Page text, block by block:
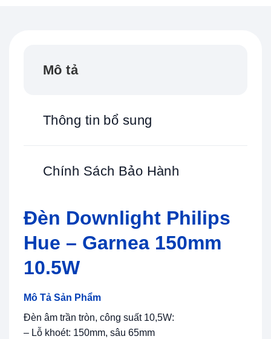
Mô tả
Thông tin bổ sung
Chính Sách Bảo Hành
Đèn Downlight Philips
Hue – Garnea 150mm
10.5W
Mô Tả Sản Phẩm
Đèn âm trần tròn, công suất 10,5W:
– Lỗ khoét: 150mm, sâu 65mm